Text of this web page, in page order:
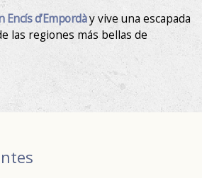
Encís d’Empordày vive una escapada
las regiones más bellas de